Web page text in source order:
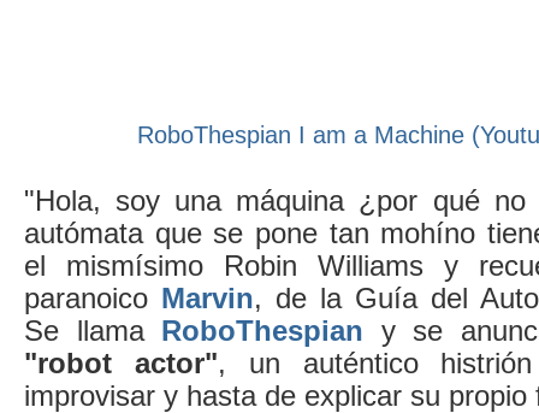
RoboThespian I am a Machine
"Hola, soy una máquina ¿por qué no
autómata que se pone tan mohíno
el mismísimo Robin Williams y
paranoico Marvin, de la Guía del
Se llama RoboThespian y se
"robot actor", un auténtico
improvisar y hasta de explicar su propio